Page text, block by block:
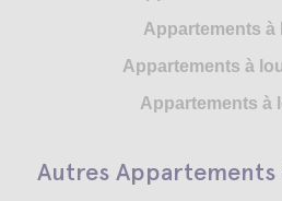
Appartements à
Appartements à
Appartements à
Autres Appartements